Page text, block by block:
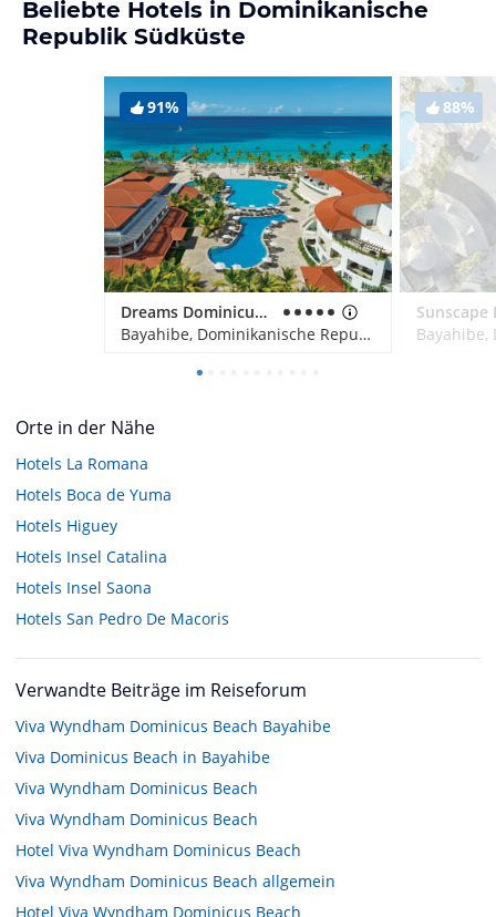
Beliebte Hotels in Dominikanische
Republik Südküste
91%
Dreams Dominicus La Romana
Bayahibe, Dominikanische Republik
88%
Orte in der Nähe
Hotels La Romana
Hotels Boca de Yuma
Hotels Higuey
Hotels Insel Catalina
Hotels Insel Saona
Hotels San Pedro De Macoris
Verwandte Beiträge im Reiseforum
Viva Wyndham Dominicus Beach Bayahibe
Viva Dominicus Beach in Bayahibe
Viva Wyndham Dominicus Beach
Viva Wyndham Dominicus Beach
Hotel Viva Wyndham Dominicus Beach
Viva Wyndham Dominicus Beach allgemein
Hotel Viva Wyndham Dominicus Beach